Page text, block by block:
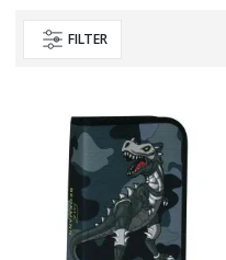
FILTER